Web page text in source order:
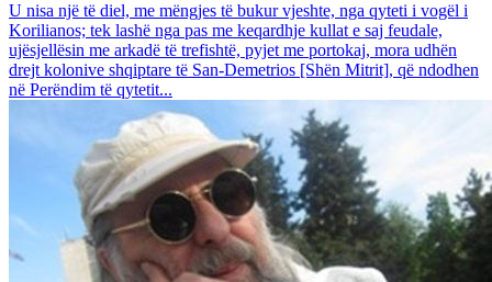
U nisa një të diel, me mëngjes të bukur vjeshte, nga qyteti i vogël i
Korilianos; tek lashë nga pas me keqardhje kullat e saj feudale,
ujësjellësin me arkadë të trefishtë, pyjet me portokaj, mora udhën
drejt kolonive shqiptare të San-Demetrios [Shën Mitrit], që ndodhen
në Perëndim të qytetit...